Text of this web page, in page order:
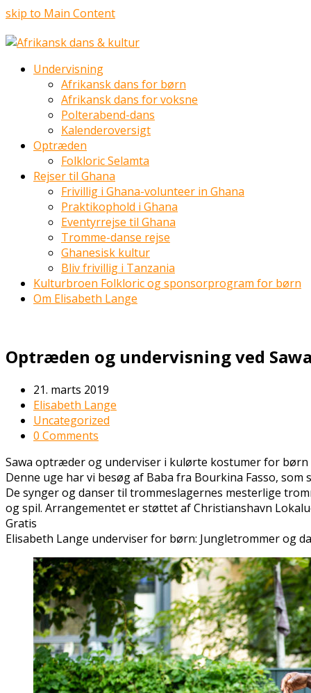
skip to Main Content
Undervisning
Afrikansk dans for børn
Afrikansk dans for voksne
Polterabend-dans
Kalenderoversigt
Optræden
Folkloric Selamta
Rejser til Ghana
Frivillig i Ghana-volunteer in Ghana
Praktikophold i Ghana
Eventyrrejse til Ghana
Tromme-danse rejse
Ghanesisk kultur
Bliv frivillig i Tanzania
Kulturbroen Folkloric og sponsorprogram for børn
Om Elisabeth Lange
Optræden og undervisning ved
21. marts 2019
Elisabeth Lange
Uncategorized
0 Comments
Sawa optræder og underviser i kulørte kostumer for børn
Denne uge har vi besøg af Baba fra Bourkina Fasso, som
De synger og danser til trommeslagernes mesterlige
og spil. Arrangementet er støttet af Christianshavn
Gratis
Elisabeth Lange underviser for børn: Jungletrommer og